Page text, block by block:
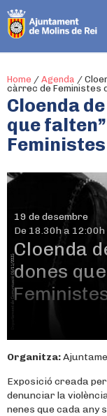
Home / Agenda /
càrrec de Feministes
Cloenda
que
19 de desembre
De 18.30h a 12:00h
Cloenda
dones
Organitza:
Exposició creada
denunciar la
nenes que cada any